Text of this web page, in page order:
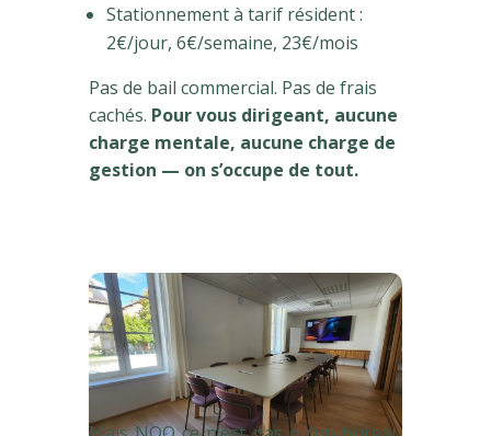
Stationnement à tarif résident :
2€/jour, 6€/semaine, 23€/mois
Pas de bail commercial. Pas de frais
cachés. Pour vous dirigeant, aucune
charge mentale, aucune charge de
gestion — on s’occupe de tout.